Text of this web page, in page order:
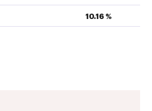
10.16 %